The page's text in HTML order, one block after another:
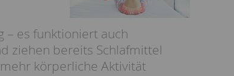
– es funktioniert auch
ziehen bereits Schlafmittel
körperliche Aktivität